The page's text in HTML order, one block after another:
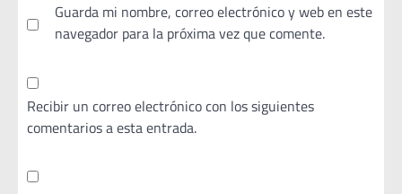
Guarda mi nombre, correo electrónico y web en este
navegador para la próxima vez que comente.
Recibir un correo electrónico con los siguientes
comentarios a esta entrada.